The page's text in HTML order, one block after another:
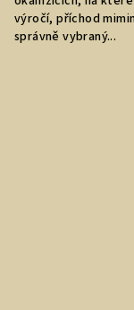
výročí, příchod
správně vybraný...